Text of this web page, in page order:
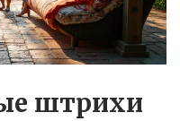
штрихи